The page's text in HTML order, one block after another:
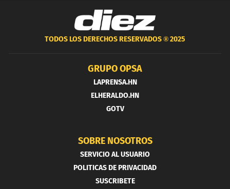
TODOS LOS DERECHOS RESERVADOS ®2025
GRUPO OPSA
LAPRENSA.HN
ELHERALDO.HN
GOTV
SOBRE NOSOTROS
SERVICIO AL USUARIO
POLITICAS DE PRIVACIDAD
SUSCRIBETE